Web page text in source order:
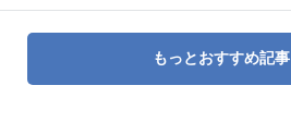
もっとおすすめ記